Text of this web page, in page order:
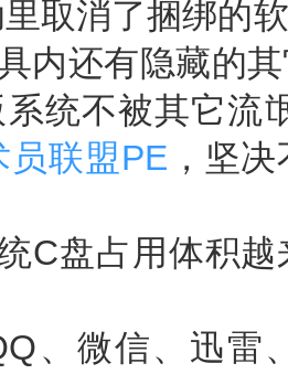
取消了捆绑的
内还有隐藏的
统不被其它流
员联盟PE ，坚
C盘占用体积
微信、迅雷